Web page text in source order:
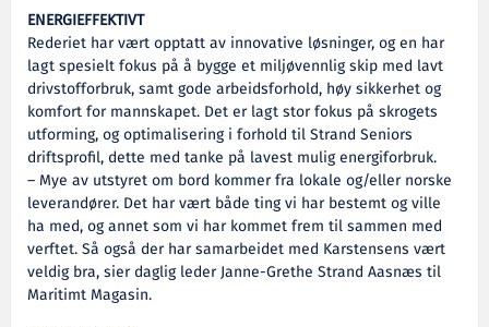
ENERGIEFFEKTIVT
Rederiet har vært opptatt av innovative løsninger, og en har
lagt spesielt fokus på å bygge et miljøvennlig skip med lavt
drivstofforbruk, samt gode arbeidsforhold, høy sikkerhet og
komfort for mannskapet. Det er lagt stor fokus på skrogets
utforming, og optimalisering i forhold til Strand Seniors
driftsprofil, dette med tanke på lavest mulig energiforbruk.
– Mye av utstyret om bord kommer fra lokale og/eller norske
leverandører. Det har vært både ting vi har bestemt og ville
ha med, og annet som vi har kommet frem til sammen med
verftet. Så også der har samarbeidet med Karstensens vært
veldig bra, sier daglig leder Janne-Grethe Strand Aasnæs til
Maritimt Magasin.